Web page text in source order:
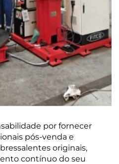
por fornecer
pós-venda e
originais,
contínuo do seu